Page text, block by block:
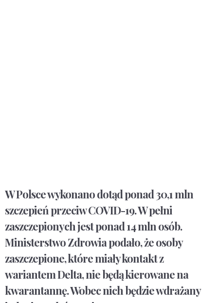
W Polsce wykonano dotąd ponad 30,1 mln
szczepień przeciw COVID-19. W pełni
zaszczepionych jest ponad 14 mln osób.
Ministerstwo Zdrowia podało, że osoby
zaszczepione, które miały kontakt z
wariantem Delta, nie będą kierowane na
kwarantannę. Wobec nich będzie wdrażany